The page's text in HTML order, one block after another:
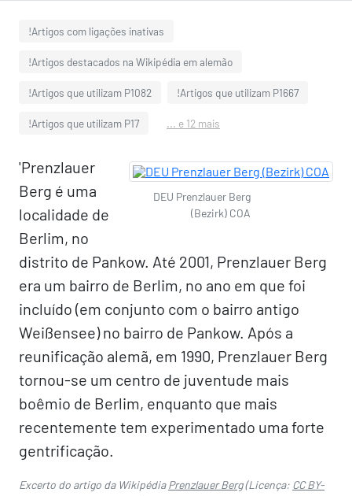
!Artigos com ligações inativas
!Artigos destacados na Wikipédia em alemão
!Artigos que utilizam P1082 !Artigos que utilizam P1667
!Artigos que utilizam P17 ... e 12 mais
DEU Prenzlauer Berg
(Bezirk) COA
'Prenzlauer
Berg é uma
localidade de
Berlim, no
distrito de Pankow. Até 2001, Prenzlauer Berg
era um bairro de Berlim, no ano em que foi
incluído (em conjunto com o bairro antigo
Weißensee) no bairro de Pankow. Após a
reunificação alemã, em 1990, Prenzlauer Berg
tornou-se um centro de juventude mais
boêmio de Berlim, enquanto que mais
recentemente tem experimentado uma forte
gentrificação.
Excerto do artigo da WikipédiaPrenzlauer Berg(Licença: CC BY-